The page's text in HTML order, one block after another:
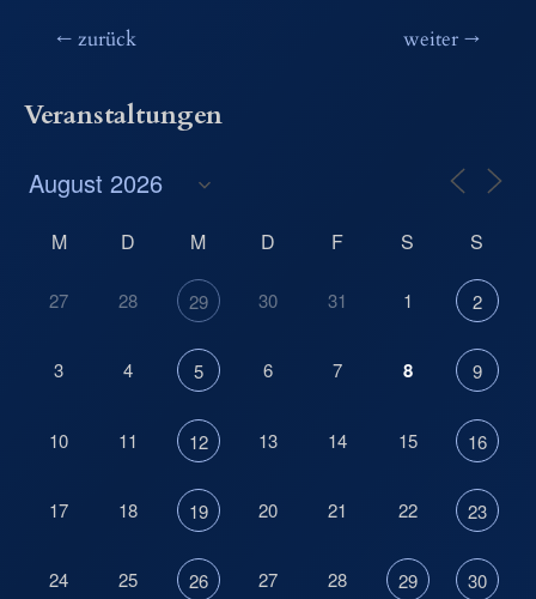
Beitragsnavigation
←zurück weiter→
Veranstaltungen
M D M D F S S
27 28 29 30 31 1 2
3 4 5 6 7 8 9
10 11 12 13 14 15 16
17 18 19 20 21 22 23
24 25 26 27 28 29 30